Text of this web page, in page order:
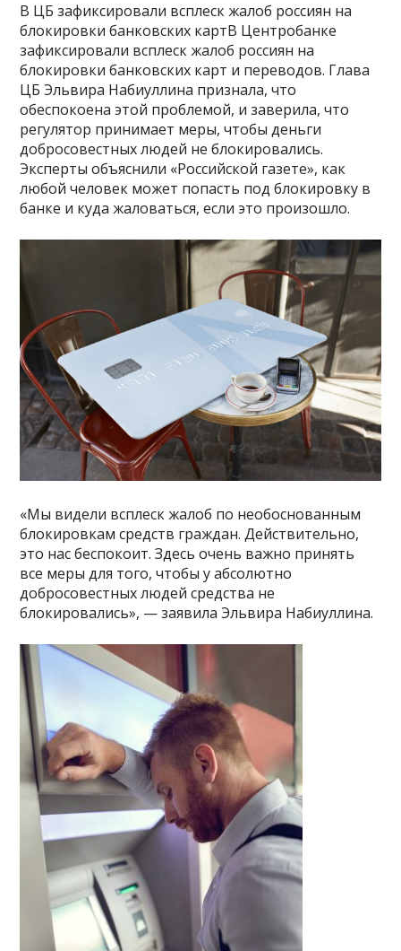
В ЦБ зафиксировали всплеск жалоб россиян на
блокировки банковских картВ Центробанке
зафиксировали всплеск жалоб россиян на
блокировки банковских карт и переводов. Глава
ЦБ Эльвира Набиуллина признала, что
обеспокоена этой проблемой, и заверила, что
регулятор принимает меры, чтобы деньги
добросовестных людей не блокировались.
Эксперты объяснили «Российской газете», как
любой человек может попасть под блокировку в
банке и куда жаловаться, если это произошло.
«Мы видели всплеск жалоб по необоснованным
блокировкам средств граждан. Действительно,
это нас беспокоит. Здесь очень важно принять
все меры для того, чтобы у абсолютно
добросовестных людей средства не
блокировались», — заявила Эльвира Набиуллина.